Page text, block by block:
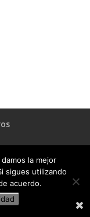
INC
la mejor
sigues utilizando
acuerdo.